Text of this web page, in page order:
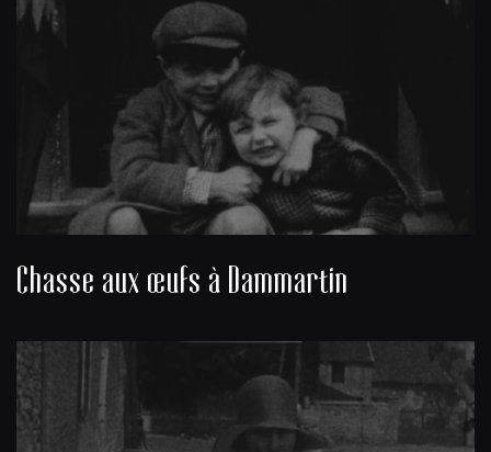
Chasse aux œufs à Dammartin